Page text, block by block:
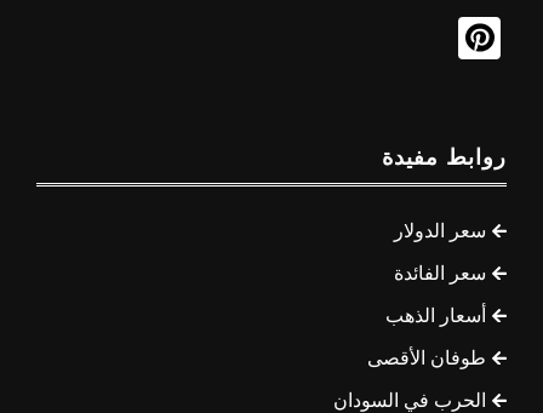
روابط مفيدة
سعر الدولار
سعر الفائدة
أسعار الذهب
طوفان الأقصى
الحرب في السودان